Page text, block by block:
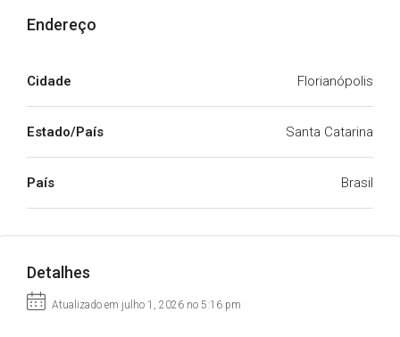
Endereço
Cidade Florianópolis
Estado/País Santa Catarina
País Brasil
Detalhes
Atualizado em julho 1, 2026 no 5:16 pm